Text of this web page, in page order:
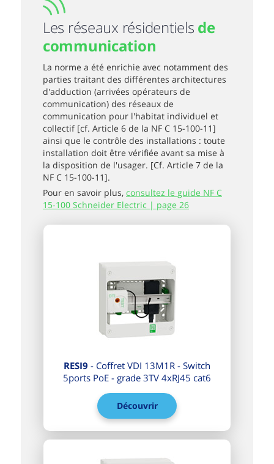
Les réseaux résidentiels de
communication
La norme a été enrichie avec notamment des
parties traitant des différentes architectures
d'adduction (arrivées opérateurs de
communication) des réseaux de
communication pour l'habitat individuel et
collectif [cf. Article 6 de la NF C 15-100-11]
ainsi que le contrôle des installations : toute
installation doit être vérifiée avant sa mise à
la disposition de l'usager. [Cf. Article 7 de la
NF C 15-100-11].
Pour en savoir plus, consultez le guide NF C
15-100 Schneider Electric | page 26
RESI9 - Coffret VDI 13M1R - Switch
5ports PoE - grade 3TV 4xRJ45 cat6
Découvrir